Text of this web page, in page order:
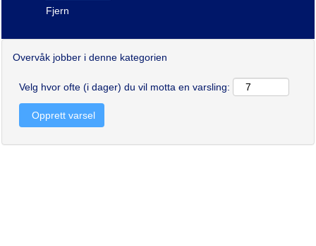
Fjern
Overvåk jobber i denne kategorien
Velg hvor ofte (i dager) du vil motta en varsling: